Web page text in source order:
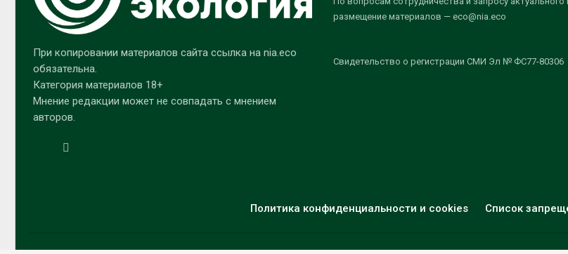
При копировании материалов сайта ссылка на nia.eco
обязательна.
Категория материалов 18+
Мнение редакции может не совпадать с мнением
авторов.
размещение материалов — eco@nia.eco
Свидетельство о регистрации СМИ Эл № ФС77-80306
Политика конфиденциальности и cookies Список